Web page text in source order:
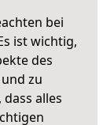
bei
ist wichtig,
des
und zu
alles